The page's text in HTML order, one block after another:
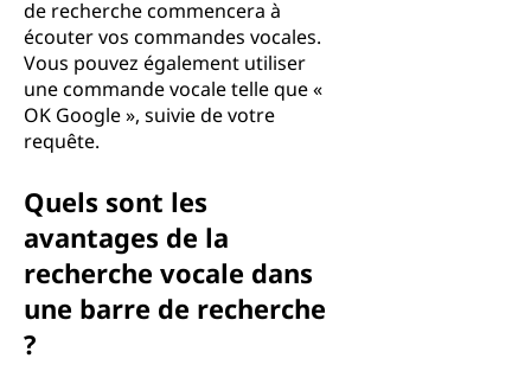
de recherche commencera à
écouter vos commandes vocales.
Vous pouvez également utiliser
une commande vocale telle que «
OK Google », suivie de votre
requête.
Quels sont les
avantages de la
recherche vocale dans
une barre de recherche
?